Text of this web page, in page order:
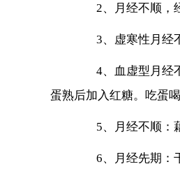
2、月经不顺，经
3、虚寒性月经不
4、血虚型月经不
蛋熟后加入红糖。吃蛋
5、月经不顺：藕
6、月经先期：干